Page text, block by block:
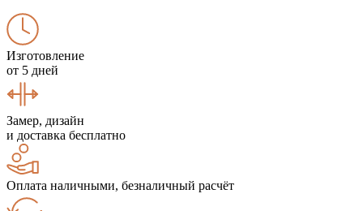
Изготовление
от 5 дней
Замер, дизайн
и доставка бесплатно
Оплата наличными, безналичный расчёт